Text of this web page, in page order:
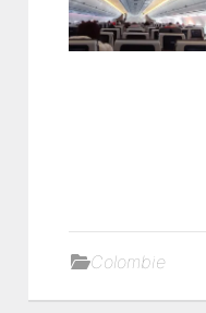
Colombie